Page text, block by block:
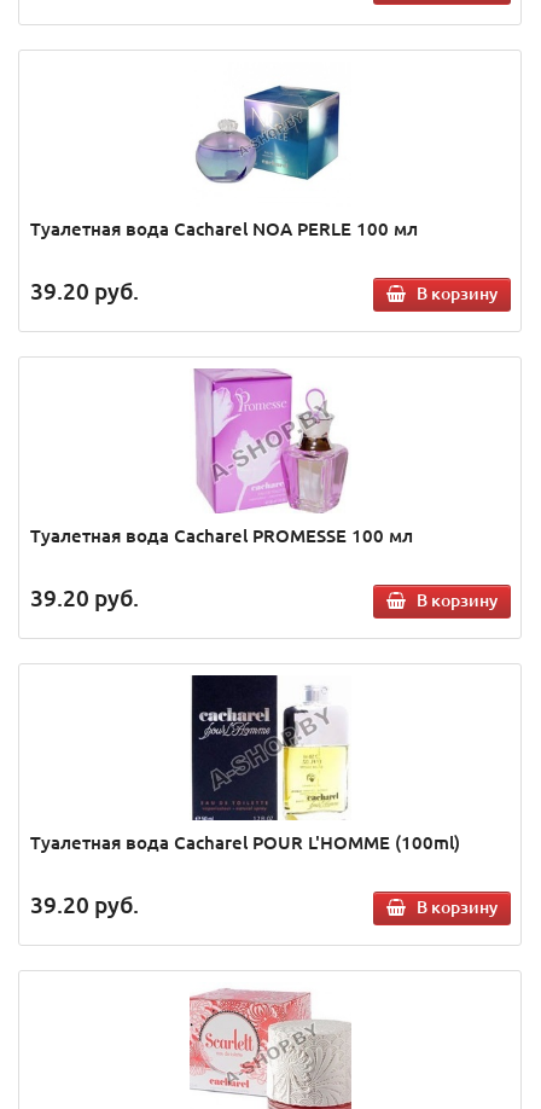
Туалетная вода Cacharel NOA PERLE 100 мл
39.20 руб. В корзину
Туалетная вода Cacharel PROMESSE 100 мл
39.20 руб. В корзину
Туалетная вода Cacharel POUR L'HOMME (100ml)
39.20 руб. В корзину